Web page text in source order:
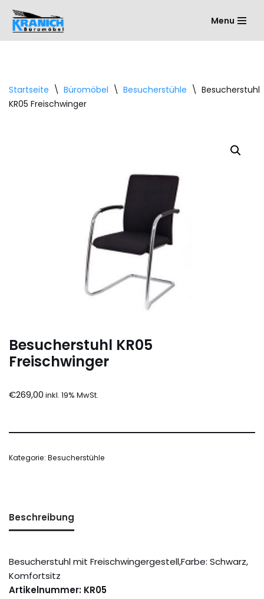
Zum
Menu
Startseite \ Büromöbel \ Besucherstühle \ Besucherstuhl
KR05 Freischwinger
Besucherstuhl KR05
Freischwinger
€269,00
Kategorie: Besucherstühle
Beschreibung
Besucherstuhl mit Freischwingergestell,Farbe: Schwarz,
Komfortsitz
Artikelnummer: KR05